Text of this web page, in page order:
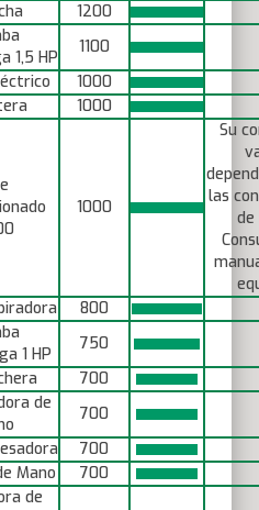
1200
1,5 HP
1100
1000
1000
1000
Su
las
de
800
1 HP
750
700
de
700
700
Mano
700
de